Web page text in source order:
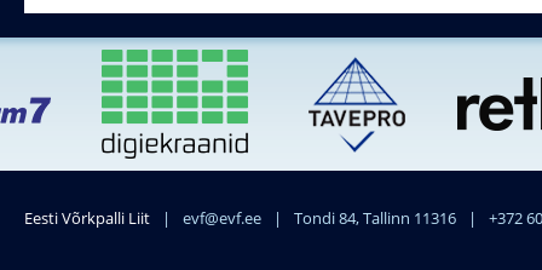
Eesti Võrkpalli Liit | evf@evf.ee | Tondi 84, Tallinn 11316 | +372